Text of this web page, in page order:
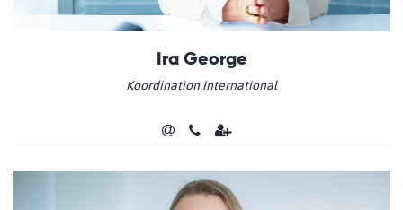
Ira George
Koordination International